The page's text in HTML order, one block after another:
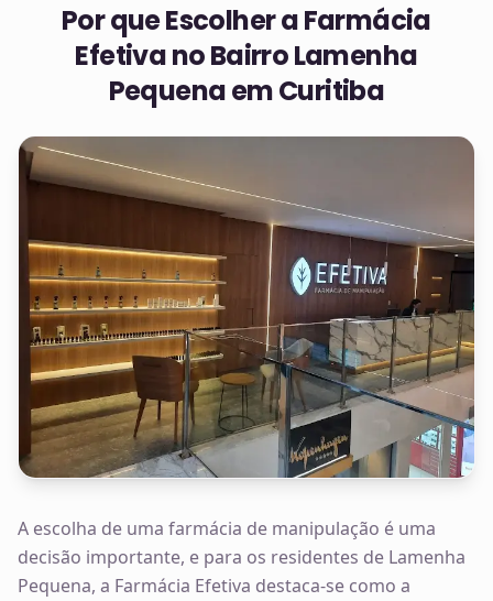
Por que Escolher a Farmácia
Efetiva noBairro Lamenha
Pequena em Curitiba
A escolha de uma farmácia de manipulação é uma
decisão importante, e para os residentes de Lamenha
Pequena, a Farmácia Efetiva destaca-se como a